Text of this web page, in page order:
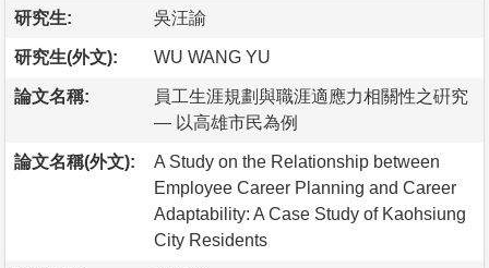
研究生: 吳汪諭
研究生(外文): WU WANG YU
論文名稱:
員工生涯規劃與職涯適應力相關性之硏究
— 以高雄市民為例
論文名稱(外文):
A Study on the Relationship between
Employee Career Planning and Career
Adaptability: A Case Study of Kaohsiung
City Residents